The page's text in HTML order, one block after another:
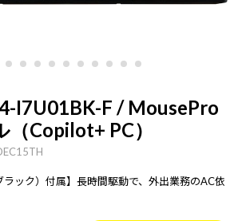
I7U01BK-F / MousePro
Copilot+ PC）
ラック）付属】長時間駆動で、外出業務のAC依